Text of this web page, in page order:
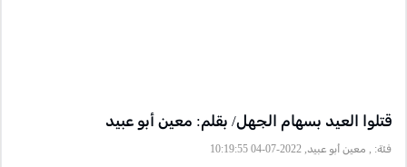
قتلوا العيد بسهام الجهل/ بقلم: معين أبو عبيد
فئة: , معين أبو عبيد, 2022-07-04 10:19:55